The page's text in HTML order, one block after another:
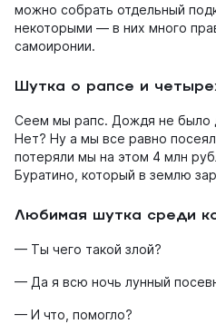
можно собрать отдельный
некоторыми — в них много
самоиронии.
Шутка о рапсе и
Сеем мы рапс. Дождя не было
Нет? Ну а мы все равно
потеряли мы на этом 4 млн
Буратино, который в землю
Любимая шутка среди
— Ты чего такой злой?
— Да я всю ночь лунный
— И что, помогло?